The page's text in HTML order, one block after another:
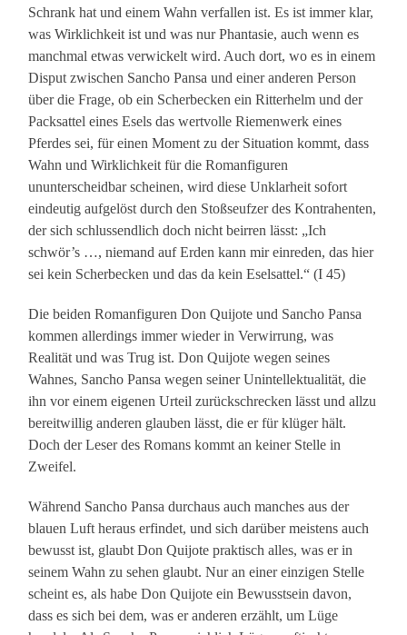
Schrank hat und einem Wahn verfallen ist. Es ist immer klar,
was Wirklichkeit ist und was nur Phantasie, auch wenn es
manchmal etwas verwickelt wird. Auch dort, wo es in einem
Disput zwischen Sancho Pansa und einer anderen Person
über die Frage, ob ein Scherbecken ein Ritterhelm und der
Packsattel eines Esels das wertvolle Riemenwerk eines
Pferdes sei, für einen Moment zu der Situation kommt, dass
Wahn und Wirklichkeit für die Romanfiguren
ununterscheidbar scheinen, wird diese Unklarheit sofort
eindeutig aufgelöst durch den Stoßseufzer des Kontrahenten,
der sich schlussendlich doch nicht beirren lässt: „Ich
schwör’s …, niemand auf Erden kann mir einreden, das hier
sei kein Scherbecken und das da kein Eselsattel.“ (I 45)
Die beiden Romanfiguren Don Quijote und Sancho Pansa
kommen allerdings immer wieder in Verwirrung, was
Realität und was Trug ist. Don Quijote wegen seines
Wahnes, Sancho Pansa wegen seiner Unintellektualität, die
ihn vor einem eigenen Urteil zurückschrecken lässt und allzu
bereitwillig anderen glauben lässt, die er für klüger hält.
Doch der Leser des Romans kommt an keiner Stelle in
Zweifel.
Während Sancho Pansa durchaus auch manches aus der
blauen Luft heraus erfindet, und sich darüber meistens auch
bewusst ist, glaubt Don Quijote praktisch alles, was er in
seinem Wahn zu sehen glaubt. Nur an einer einzigen Stelle
scheint es, als habe Don Quijote ein Bewusstsein davon,
dass es sich bei dem, was er anderen erzählt, um Lüge